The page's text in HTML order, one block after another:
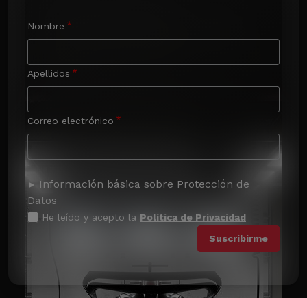
Nombre
Apellidos
Correo electrónico
Información básica sobre Protección de
Datos
He leído y acepto la Política de Privacidad